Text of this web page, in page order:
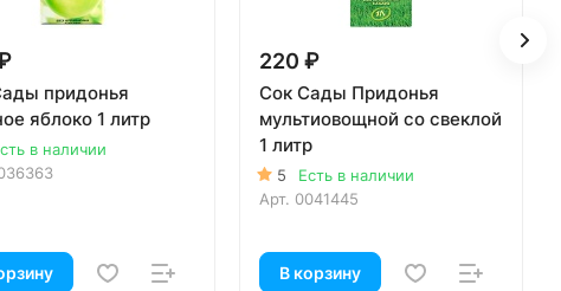
придонья
яблоко 1 литр
в наличии
220 ₽
Сок Сады Придонья
мультиовощной со свеклой
1 литр
5
Есть в наличии
Арт. 0041445
В корзину